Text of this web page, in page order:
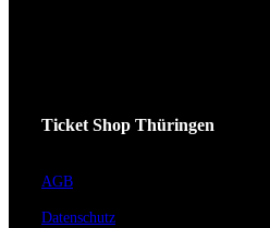
Ticket Shop Thüringen
AGB
Datenschutz